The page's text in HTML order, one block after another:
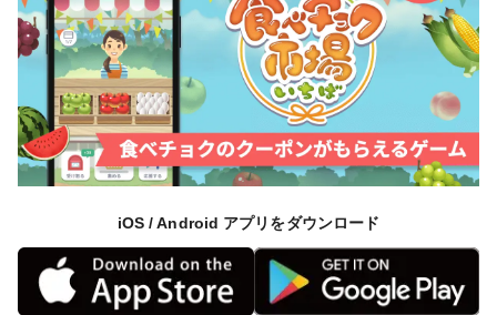
iOS / Android アプリをダウンロード